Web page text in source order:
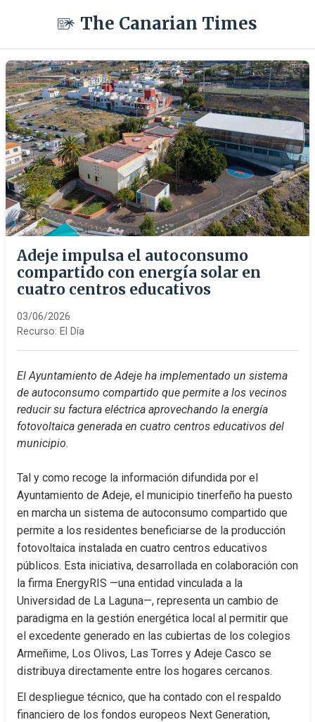
The Canarian Times
Adeje impulsa el autoconsumo
compartido con energía solar en
cuatro centros educativos
03/06/2026
Recurso: El Día
El Ayuntamiento de Adeje ha implementado un sistema
de autoconsumo compartido que permite a los vecinos
reducir su factura eléctrica aprovechando la energía
fotovoltaica generada en cuatro centros educativos del
municipio.
Tal y como recoge la información difundida por el
Ayuntamiento de Adeje, el municipio tinerfeño ha puesto
en marcha un sistema de autoconsumo compartido que
permite a los residentes beneficiarse de la producción
fotovoltaica instalada en cuatro centros educativos
públicos. Esta iniciativa, desarrollada en colaboración con
la firma EnergyRIS —una entidad vinculada a la
Universidad de La Laguna—, representa un cambio de
paradigma en la gestión energética local al permitir que
el excedente generado en las cubiertas de los colegios
Armeñime, Los Olivos, Las Torres y Adeje Casco se
distribuya directamente entre los hogares cercanos.
El despliegue técnico, que ha contado con el respaldo
financiero de los fondos europeos Next Generation,